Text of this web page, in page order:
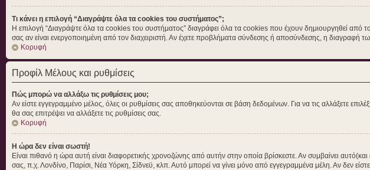
Τι κάνει η επιλογή “Διαγράψτε όλα τα cookies του συστήματος”;
Η επιλογή “Διαγράψτε όλα τα cookies του συστήματος” διαγράφει όλα τα cookies που έχουν δημιουργηθεί από
σας αν είναι ενεργοποιημένη από τον διαχειριστή. Αν έχετε προβλήματα σύνδεσης ή αποσύνδεσης, η διαγραφή
Κορυφή
Προφίλ Μέλους και ρυθμίσεις
Πώς μπορώ να αλλάξω τις ρυθμίσεις μου;
Αν είστε εγγεγραμμένο μέλος, όλες οι ρυθμίσεις σας αποθηκεύονται σε βάση δεδομένων. Για να τις αλλάξετε
θα σας επιτρέψει να αλλάξετε τις ρυθμίσεις σας.
Κορυφή
Η ώρα δεν είναι σωστή!
Είναι πιθανό η ώρα αυτή είναι διαφορετικής χρονοζώνης από αυτήν στην οποία βρίσκεστε. Αν συμβαίνει
σας, π.χ. Λονδίνο, Παρίσι, Νέα Υόρκη, Σίδνεϋ, κλπ. Αυτό μπορεί να γίνει μόνο από εγγεγραμμένα μέλη. Αν δεν